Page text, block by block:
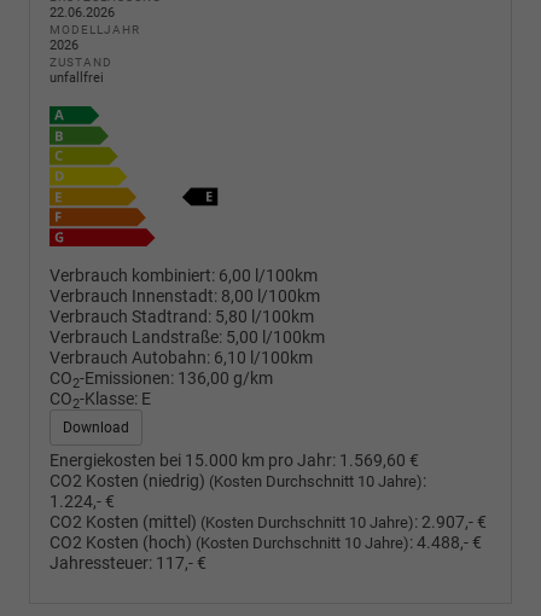
22.06.2026
MODELLJAHR
2026
ZUSTAND
unfallfrei
Verbrauch kombiniert: 6,00 l/100km
Verbrauch Innenstadt: 8,00 l/100km
Verbrauch Stadtrand: 5,80 l/100km
Verbrauch Landstraße: 5,00 l/100km
Verbrauch Autobahn: 6,10 l/100km
CO2-Emissionen: 136,00 g/km
CO2-Klasse: E
Download
Energiekosten bei 15.000 km pro Jahr: 1.569,60 €
CO2 Kosten (niedrig) (Kosten Durchschnitt 10 Jahre):
1.224,- €
CO2 Kosten (mittel) (Kosten Durchschnitt 10 Jahre): 2.907,- €
CO2 Kosten (hoch) (Kosten Durchschnitt 10 Jahre):4.488,- €
Jahressteuer: 117,- €